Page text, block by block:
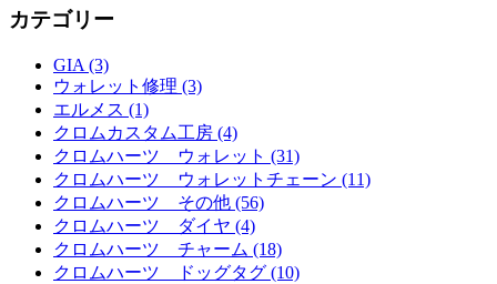
カテゴリー
GIA (3)
ウォレット修理 (3)
エルメス (1)
クロムカスタム工房 (4)
クロムハーツ ウォレット (31)
クロムハーツ ウォレットチェーン (11)
クロムハーツ その他 (56)
クロムハーツ ダイヤ (4)
クロムハーツ チャーム (18)
クロムハーツ ドッグタグ (10)